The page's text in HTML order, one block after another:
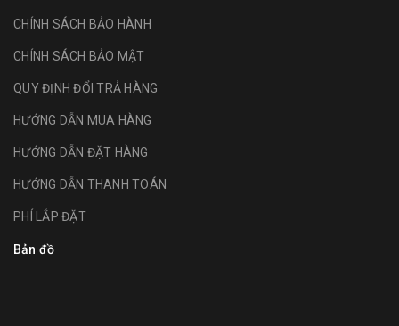
CHÍNH SÁCH BẢO HÀNH
CHÍNH SÁCH BẢO MẬT
QUY ĐỊNH ĐỔI TRẢ HÀNG
HƯỚNG DẪN MUA HÀNG
HƯỚNG DẪN ĐẶT HÀNG
HƯỚNG DẪN THANH TOÁN
PHÍ LẮP ĐẶT
Bản đồ